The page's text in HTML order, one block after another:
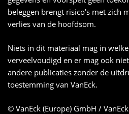
beleggen brengt risico's met zich
verlies van de hoofdsom.
Niets in dit materiaal mag in
verveelvoudigd en er mag ook
andere publicaties zonder de
toestemming van VanEck.
© VanEck (Europe) GmbH /